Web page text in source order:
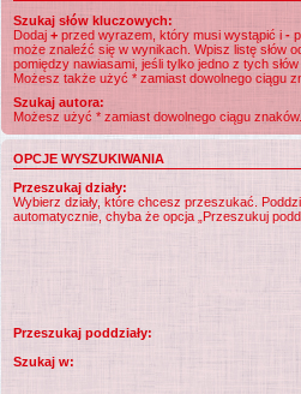
Szukaj słów kluczowych:
Dodaj + przed wyrazem, który musi wystąpić i -
może znaleźć się w wynikach. Wpisz listę słów
pomiędzy nawiasami, jeśli tylko jedno z tych
Możesz także użyć * zamiast dowolnego ciągu
Szukaj autora:
Możesz użyć * zamiast dowolnego ciągu znaków.
OPCJE WYSZUKIWANIA
Przeszukaj działy:
Wybierz działy, które chcesz przeszukać.
automatycznie, chyba że opcja „Przeszukuj
Przeszukaj poddziały:
Szukaj w: